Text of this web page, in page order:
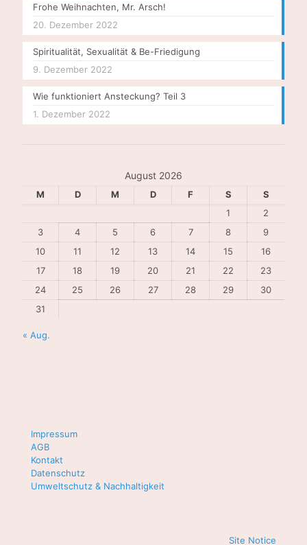
Frohe Weihnachten, Mr. Arsch!
20. Dezember 2022
Spiritualität, Sexualität & Be-Friedigung
9. Dezember 2022
Wie funktioniert Ansteckung? Teil 3
1. Dezember 2022
August 2026
M D M D F S
S
1
2
3
4 5 6 7 8
9
10
11 12 13 14 15
16
17
18 19 20 21 22
23
24
25 26 27 28 29
30
31
« Aug.
Impressum
AGB
Kontakt
Datenschutz
Umweltschutz & Nachhaltigkeit
Site Notice